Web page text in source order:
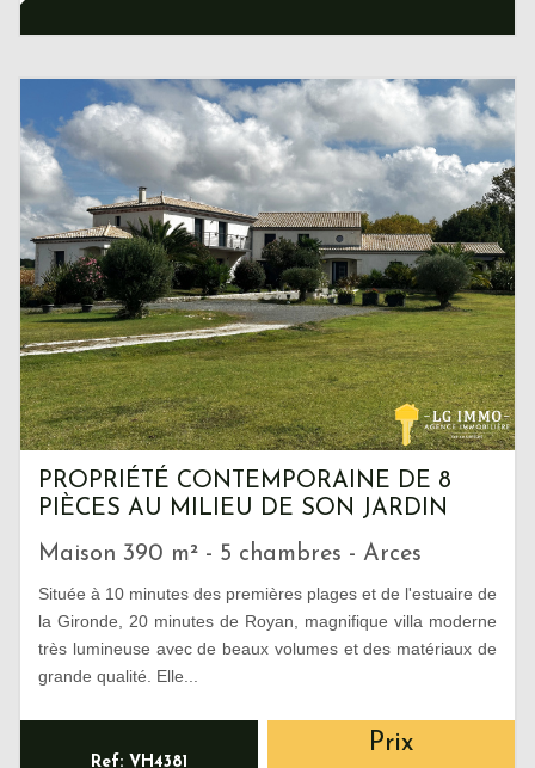
PROPRIÉTÉ CONTEMPORAINE DE 8
PIÈCES AU MILIEU DE SON JARDIN
Maison 390 m² - 5 chambres - Arces
Située à 10 minutes des premières plages et de l'estuaire de
la Gironde, 20 minutes de Royan, magnifique villa moderne
très lumineuse avec de beaux volumes et des matériaux de
grande qualité. Elle...
Ref: VH4381
Prix